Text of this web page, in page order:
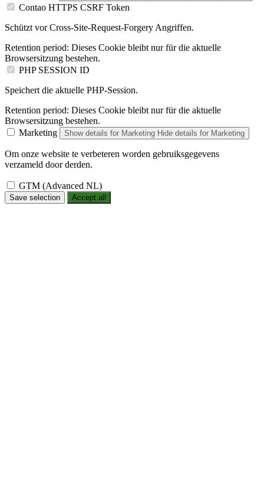
Contao HTTPS CSRF Token
Schützt vor Cross-Site-Request-Forgery Angriffen.
Retention period: Dieses Cookie bleibt nur für die aktuelle
Browsersitzung bestehen.
PHP SESSION ID
Speichert die aktuelle PHP-Session.
Retention period: Dieses Cookie bleibt nur für die aktuelle
Browsersitzung bestehen.
Marketing
Show details for Marketing Hide details for Marketing
Om onze website te verbeteren worden gebruiksgegevens
verzameld door derden.
GTM (Advanced NL)
Save selection Accept all